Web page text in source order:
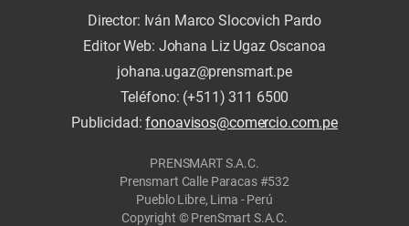
Director: Iván Marco Slocovich Pardo
Editor Web: Johana Liz Ugaz Oscanoa
johana.ugaz@prensmart.pe
Teléfono: (+511) 311 6500
Publicidad:fonoavisos@comercio.com.pe
PRENSMART S.A.C.
Prensmart Calle Paracas #532
Pueblo Libre, Lima - Perú
Copyright © PrenSmart S.A.C.